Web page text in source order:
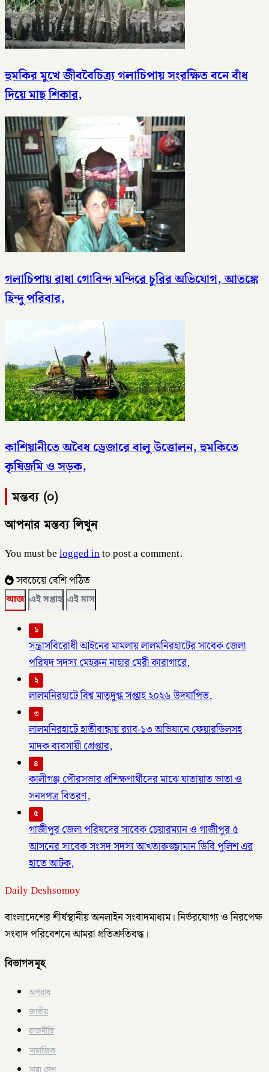
হুমকির মুখে জীববৈচিত্র্য গলাচিপায় সংরক্ষিত বনে বাঁধ
দিয়ে মাছ শিকার,
গলাচিপায় রাধা গোবিন্দ মন্দিরে চুরির অভিযোগ, আতঙ্কে
হিন্দু পরিবার,
কাশিয়ানীতে অবৈধ ড্রেজারে বালু উত্তোলন, হুমকিতে
কৃষিজমি ও সড়ক,
মন্তব্য (০)
আপনার মন্তব্য লিখুন
You must belogged into post a comment.
সবচেয়ে বেশি পঠিত
আজ এই সপ্তাহ এই মাস
১
সন্ত্রাসবিরোধী আইনের মামলায় লালমনিরহাটের সাবেক জেলা
পরিষদ সদস্য মেহরুন নাহার মেরী কারাগারে,
২
লালমনিরহাটে বিশ্ব মাতৃদুগ্ধ সপ্তাহ ২০২৬ উদযাপিত,
৩
লালমনিরহাটে হাতীবান্ধায় র‌্যাব-১৩ অভিযানে ফেয়ারডিলসহ
মাদক ব্যবসায়ী গ্রেপ্তার,
৪
কালীগঞ্জ পৌরসভার প্রশিক্ষণার্থীদের মাঝে যাতায়াত ভাতা ও
সনদপত্র বিতরণ,
৫
গাজীপুর জেলা পরিষদের সাবেক চেয়ারম্যান ও গাজীপুর ৫
আসনের সাবেক সংসদ সদস্য আখতারুজ্জামান ডিবি পুলিশ এর
হাতে আটক,
Daily Deshsomoy
বাংলাদেশের শীর্ষস্থানীয় অনলাইন সংবাদমাধ্যম। নির্ভরযোগ্য ও নিরপেক্ষ
সংবাদ পরিবেশনে আমরা প্রতিশ্রুতিবদ্ধ।
বিভাগসমূহ
অপরাধ
জাতীয়
রাজনীতি
সামাজিক